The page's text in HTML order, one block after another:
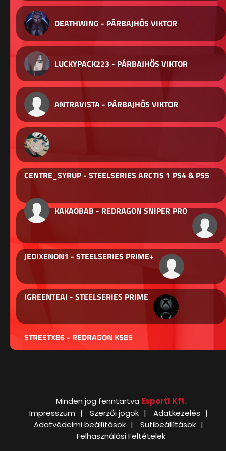
DEATHWING - PÁRBAJHŐS VIKTOR
LUCKYPACK223 - PÁRBAJHŐS VIKTOR
ANTRAVISTA - PÁRBAJHŐS VIKTOR
CENTRE_SYRUP - STEELSERIES ARCTIS 1 PS4 & PS5
KAKAOBAB - REDRAGON SNIPER PRO
JEDIXENON1 - STEELSERIES PRIME+
IGREENTEAI - STEELSERIES PRIME
STREETX86 - REDRAGON K585
Minden jog fenntartva Esport1 Kft.
Impresszum
Szerzői jogok
Adatkezelés
Adatvédelmi beállítások
Sütibeállítások
Felhasználási Feltételek